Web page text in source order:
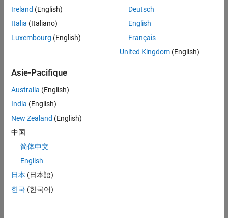
Ireland (English)
Italia (Italiano)
Luxembourg (English)
Deutsch
English
Français
United Kingdom(English)
Asie-Pacifique
Australia (English)
India (English)
New Zealand (English)
中国
简体中文
English
日本 (日本語)
한국 (한국어)